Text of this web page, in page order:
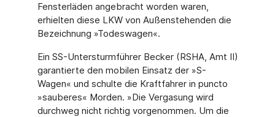
Fensterläden angebracht worden waren,
erhielten diese LKW von Außenstehenden die
Bezeichnung »Todeswagen«.
Ein SS-Untersturmführer Becker (RSHA, Amt II)
garantierte den mobilen Einsatz der »S-
Wagen« und schulte die Kraftfahrer in puncto
»sauberes« Morden. »Die Vergasung wird
durchweg nicht richtig vorgenommen. Um die